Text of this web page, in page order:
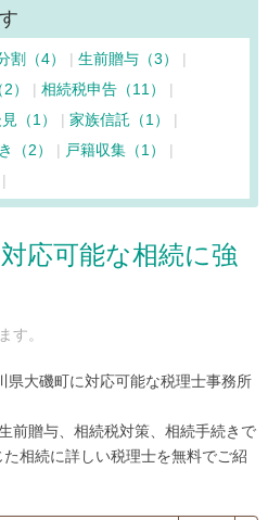
（6）
市南区（83） 寒川町（12）
茅ヶ崎市（68）
中井町（7）
秦野市（36）
葉山町（24）
） 松田町（9）
真鶴町（6）
） 山北町（6）
大和市（82）
128）
市金沢区（69）
港北区（160）
鶴見区（96）
中区（423）
区（134）
割（4）
生前贈与（3）
）
相続税申告（11）
（1）
家族信託（1）
（2）
戸籍収集（1）
応可能な相続に強
す。
県大磯町に対応可能な税理士事務所
前贈与、相続税対策、相続手続きで
相続に詳しい税理士を無料でご紹